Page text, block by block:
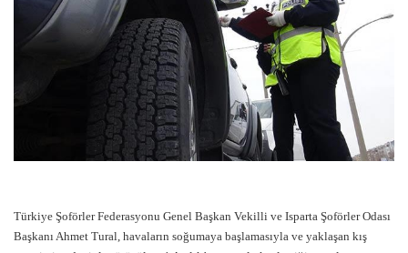
Türkiye Şoförler Federasyonu Genel Başkan Vekilli ve Isparta Şoförler Odası
Başkanı Ahmet Tural, havaların soğumaya başlamasıyla ve yaklaşan kış